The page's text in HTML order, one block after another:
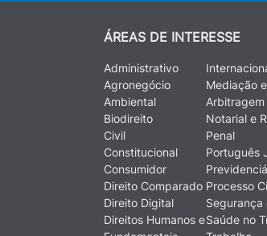
ÁREAS DE INTERESSE
Administrativo
Agronegócio
Ambiental
Biodireito
Civil
Constitucional
Consumidor
Direito Comparado
Direito Digital
Direitos Humanos e
Mediação e
Arbitragem
Notarial e
Penal
Português
Processo
Segurança
Saúde no